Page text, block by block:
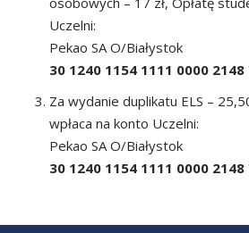
Uczelni:
Pekao SA O/Białystok
30 1240 1154 1111 0000 2148
Za wydanie duplikatu ELS –
wpłaca na konto Uczelni:
Pekao SA O/Białystok
30 1240 1154 1111 0000 2148